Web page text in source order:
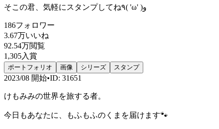
そこの君、気軽にスタンプしてね٩( 'ω' )و
186フォロワー
3.67万いいね
92.54万閲覧
1,305入賞
ポートフォリオ 画像 シリーズ スタンプ
2023/08 開始•ID: 31651
けもみみの世界を旅する者。
今日もあなたに、もふもふのくまを届けます🐾